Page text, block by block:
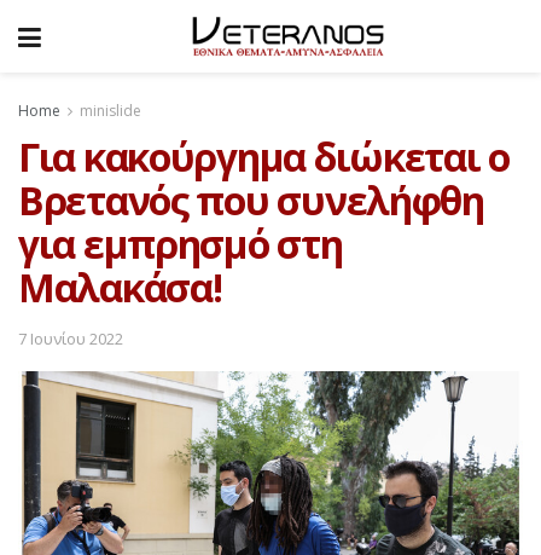
Home minislide
Για κακούργημα διώκεται ο
Βρετανός που συνελήφθη
για εμπρησμό στη
Μαλακάσα!
7 Ιουνίου 2022